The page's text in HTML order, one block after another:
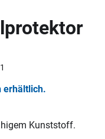
erhältlich.
Kunststoff.